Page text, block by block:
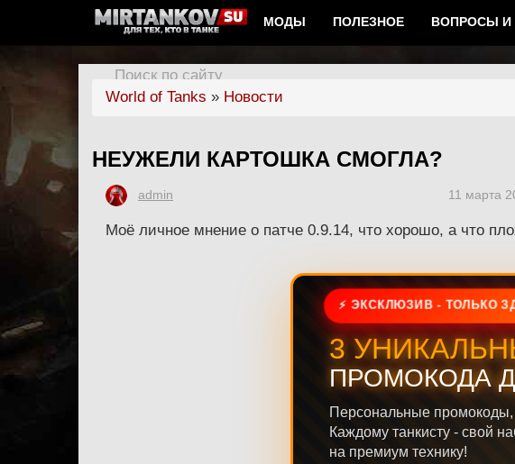
МОДЫ ПОЛЕЗНОЕ ВОПРОСЫ И
Поиск по сайту
World of Tanks » Новости
НЕУЖЕЛИ КАРТОШКА СМОГЛА?
admin 11 марта
Моё личное мнение о патче 0.9.14, что хорошо, а что
⚡ ЭКСКЛЮЗИВ - ТОЛЬКО
3
ПРОМОКОДА
Персональные
Каждому танкисту - свой
на премиум технику!